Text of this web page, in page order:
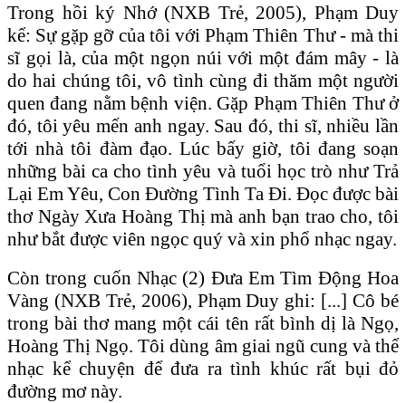
Trong hồi ký Nhớ (NXB Trẻ, 2005), Phạm Duy
kể: Sự gặp gỡ của tôi với Phạm Thiên Thư - mà thi
sĩ gọi là, của một ngọn núi với một đám mây - là
do hai chúng tôi, vô tình cùng đi thăm một người
quen đang nằm bệnh viện. Gặp Phạm Thiên Thư ở
đó, tôi yêu mến anh ngay. Sau đó, thi sĩ, nhiều lần
tới nhà tôi đàm đạo. Lúc bấy giờ, tôi đang soạn
những bài ca cho tình yêu và tuổi học trò như Trả
Lại Em Yêu, Con Đường Tình Ta Đi. Đọc được bài
thơ Ngày Xưa Hoàng Thị mà anh bạn trao cho, tôi
như bắt được viên ngọc quý và xin phổ nhạc ngay.
Còn trong cuốn Nhạc (2) Đưa Em Tìm Động Hoa
Vàng (NXB Trẻ, 2006), Phạm Duy ghi: [...] Cô bé
trong bài thơ mang một cái tên rất bình dị là Ngọ,
Hoàng Thị Ngọ. Tôi dùng âm giai ngũ cung và thể
nhạc kể chuyện để đưa ra tình khúc rất bụi đỏ
đường mơ này.